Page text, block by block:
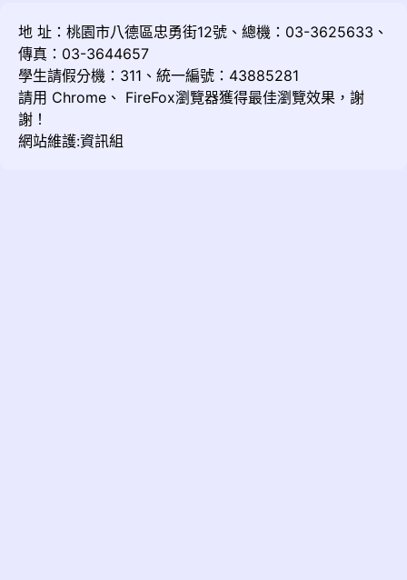
地 址：桃園市八德區忠勇街12號、總機：03-3625633、
傳真：03-3644657
學生請假分機：311、統一編號：43885281
請用 Chrome 、 FireFox瀏覽器獲得最佳瀏覽效果，謝
謝！
網站維護:資訊組